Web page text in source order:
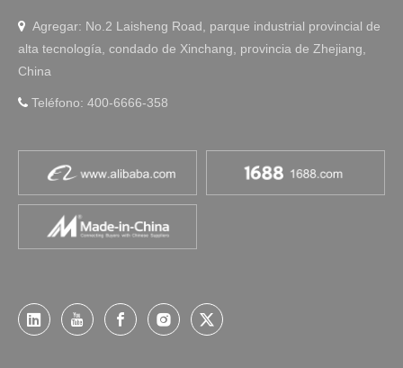
 Agregar: No.2 Laisheng Road, parque industrial provincial de
alta tecnología, condado de Xinchang, provincia de Zhejiang,
China
 Teléfono: 400-6666-358